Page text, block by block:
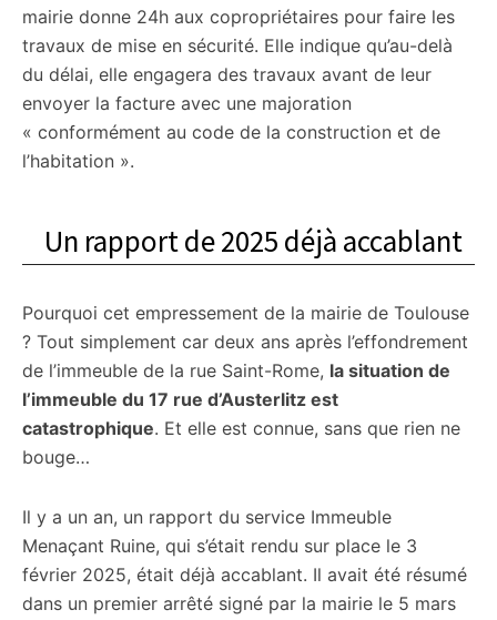
mairie donne 24h aux copropriétaires pour faire les
travaux de mise en sécurité. Elle indique qu’au-delà
du délai, elle engagera des travaux avant de leur
envoyer la facture avec une majoration
« conformément au code de la construction et de
l’habitation ».
Un rapport de 2025 déjà accablant
Pourquoi cet empressement de la mairie de Toulouse
? Tout simplement car deux ans après l’effondrement
de l’immeuble de la rue Saint-Rome, la situation de
l’immeuble du 17 rue d’Austerlitz est
catastrophique. Et elle est connue, sans que rien ne
bouge…
Il y a un an, un rapport du service Immeuble
Menaçant Ruine, qui s’était rendu sur place le 3
février 2025, était déjà accablant. Il avait été résumé
dans un premier arrêté signé par la mairie le 5 mars